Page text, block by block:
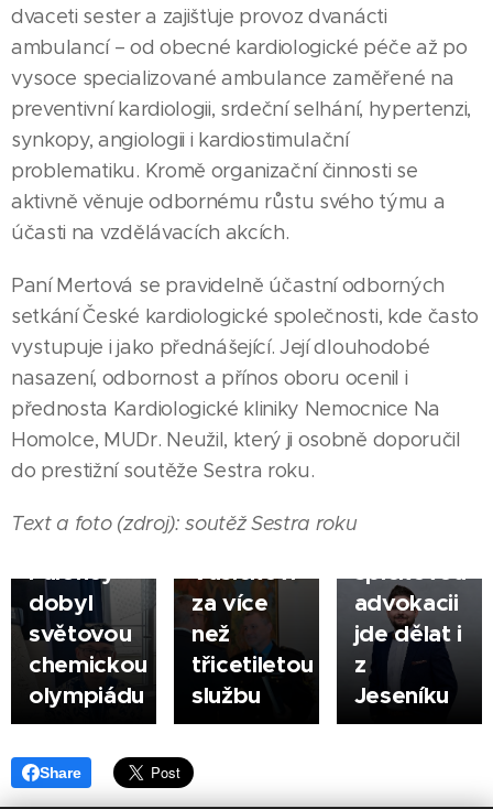
dvaceti sester a zajišťuje provoz dvanácti
ambulancí – od obecné kardiologické péče až po
vysoce specializované ambulance zaměřené na
preventivní kardiologii, srdeční selhání, hypertenzi,
synkopy, angiologii i kardiostimulační
problematiku. Kromě organizační činnosti se
aktivně věnuje odbornému růstu svého týmu a
účasti na vzdělávacích akcích.
Paní Mertová se pravidelně účastní odborných
setkání České kardiologické společnosti, kde často
vystupuje i jako přednášející. Její dlouhodobé
nasazení, odbornost a přínos oboru ocenil i
přednosta Kardiologické kliniky Nemocnice Na
Homolce, MUDr. Neužil, který ji osobně doporučil
do prestižní soutěže Sestra roku.
Text a foto (zdroj): soutěž Sestra roku
05.08.2026
ŠUMPERK
|Zlatý
hoch ze
Šumperka
Paloncý
dobyl
světovou
chemickou
olympiádu
03.08.2026
HODONÍN
| Město
poděkovalo
řediteli
městské
policie
Vašíčkovi
za více
než
třicetiletou
službu
03.08.2026
špičkovou
advokacii
jde dělat i
z
Jeseníku
Share